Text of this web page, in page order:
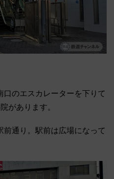
口のエスカレーターを下りて
があります。
通り。駅前は広場になって